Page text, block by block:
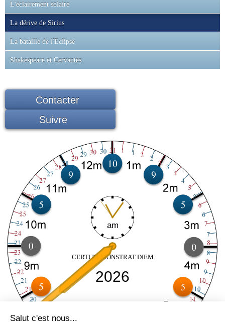
L'éclairement solaire
La dérive de Sirius
La bataille de l'Eclipse
Shakespeare et Cervantès
Contacter
Suivre
CERTUM MONSTRAT DIEM
2026
am